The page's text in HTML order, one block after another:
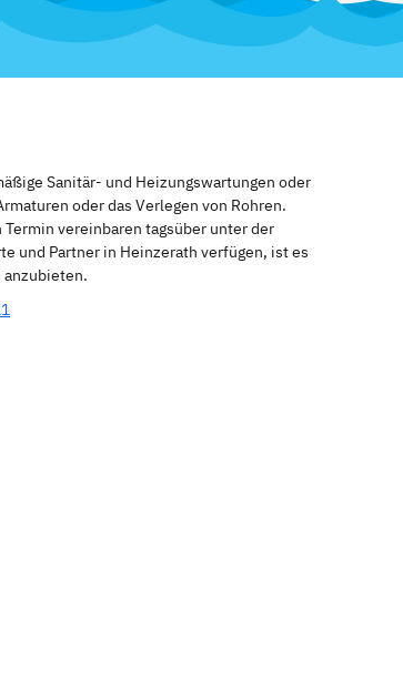
Sanitär- und Heizungswartungen oder
oder das Verlegen von Rohren.
vereinbaren tagsüber unter der
und Partner in Heinzerath verfügen, ist es